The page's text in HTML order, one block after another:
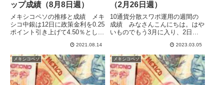
ップ成績（8月8日週）
メキシコペソの推移と成績 メキ
シコ中銀は12日に政策金利を0.25
ポイント引き上げて4.50％としま
表の前後ではメキシコペソ/円が
上昇しましたが、長続きせず下降
に転じました。前回のサプライズ
利上げほどのインパク...
2021.08.14
（2月26日週）
10通貨分散スワポ運用の週間の
成績 みなさんこんにちは。はや
いものでもう3月に入り、2日に
してドル/円は137円を超えて年初
来高値を更新しています。スワポ
運用ではあまり為替が動いて欲し
くないのですが、円安で対円...
2023.03.05
メキシコペソ メキシコペソ